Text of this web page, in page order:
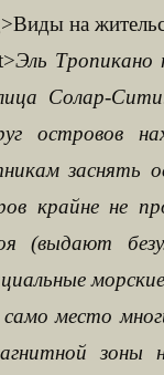
на
Эль Тропикано
Солар-
островов
заснять
крайне не
(выдают
место
зоны